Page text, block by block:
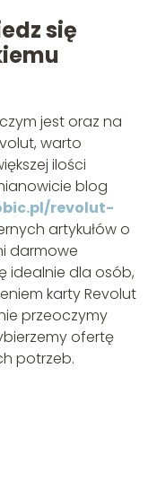
się
jest oraz na
warto
ilości
blog
revolut-
artykułów o
darmowe
idealnie dla osób,
karty Revolut
przeoczymy
ofertę
potrzeb.